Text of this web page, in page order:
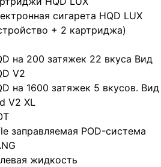
сигарета HQD LUX
+ 2 картриджа)
на 200 затяжек 22 вкуса Вид
V2
на 1600 затяжек 5 вкусов. Вид
V2 XL
заправляемая POD-система
жидкость